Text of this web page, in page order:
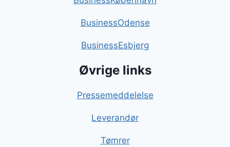
BusinessOdense
BusinessEsbjerg
Øvrige links
Pressemeddelelse
Leverandør
Tømrer